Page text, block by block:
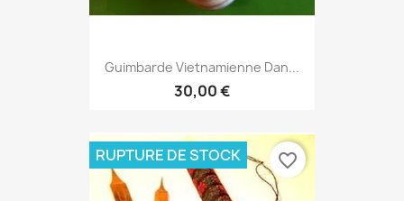
Guimbarde Vietnamienne Dan...
30,00 €
RUPTURE DE STOCK favorite_border